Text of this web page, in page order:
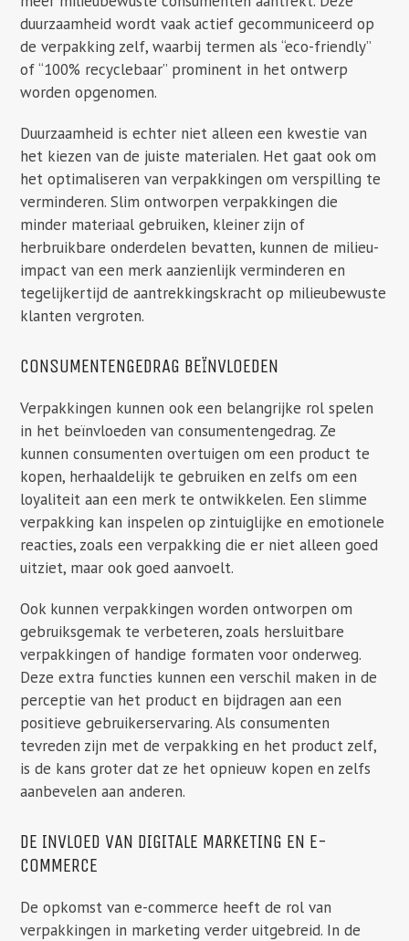
duurzaamheid wordt vaak actief gecommuniceerd op
de verpakking zelf, waarbij termen als “eco-friendly”
of “100% recyclebaar” prominent in het ontwerp
worden opgenomen.
Duurzaamheid is echter niet alleen een kwestie van
het kiezen van de juiste materialen. Het gaat ook om
het optimaliseren van verpakkingen om verspilling te
verminderen. Slim ontworpen verpakkingen die
minder materiaal gebruiken, kleiner zijn of
herbruikbare onderdelen bevatten, kunnen de milieu-
impact van een merk aanzienlijk verminderen en
tegelijkertijd de aantrekkingskracht op milieubewuste
klanten vergroten.
CONSUMENTENGEDRAG BEÏNVLOEDEN
Verpakkingen kunnen ook een belangrijke rol spelen
in het beïnvloeden van consumentengedrag. Ze
kunnen consumenten overtuigen om een product te
kopen, herhaaldelijk te gebruiken en zelfs om een
loyaliteit aan een merk te ontwikkelen. Een slimme
verpakking kan inspelen op zintuiglijke en emotionele
reacties, zoals een verpakking die er niet alleen goed
uitziet, maar ook goed aanvoelt.
Ook kunnen verpakkingen worden ontworpen om
gebruiksgemak te verbeteren, zoals hersluitbare
verpakkingen of handige formaten voor onderweg.
Deze extra functies kunnen een verschil maken in de
perceptie van het product en bijdragen aan een
positieve gebruikerservaring. Als consumenten
tevreden zijn met de verpakking en het product zelf,
is de kans groter dat ze het opnieuw kopen en zelfs
aanbevelen aan anderen.
DE INVLOED VAN DIGITALE MARKETING EN E-
COMMERCE
De opkomst van e-commerce heeft de rol van
verpakkingen in marketing verder uitgebreid. In de